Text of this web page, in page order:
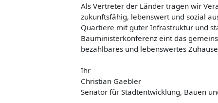
Als Vertreter der Länder tragen wir
zukunftsfähig, lebenswert und sozial
Quartiere mit guter Infrastruktur und
Bauministerkonferenz eint das
bezahlbares und lebenswertes
Ihr
Christian Gaebler
Senator für Stadtentwicklung, Bauen